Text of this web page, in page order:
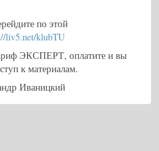
по этой
liv5.net/klubTU
ЭКСПЕРТ, оплатите и вы
к материалам.
Иваницкий